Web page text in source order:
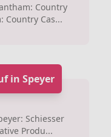
Country
Country Cas...
in Speyer
Schiesser
Produ...